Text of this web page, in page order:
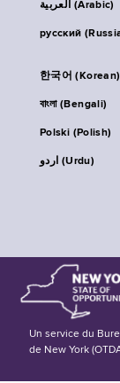
العربية (Arabic)
русский
한국어 (Korean)
বাংলা (Bengali)
Polski (Polish)
اردو (Urdu)
Un service du
de New York